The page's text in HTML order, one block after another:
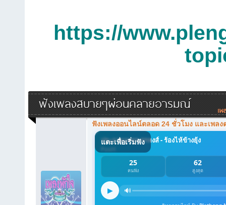
https://
ฟังเพลงสบายๆผ่อนคลายอารมณ์
ฟังเพลงออนไลน์ตลอด 24 ชั่วโมง และเพล